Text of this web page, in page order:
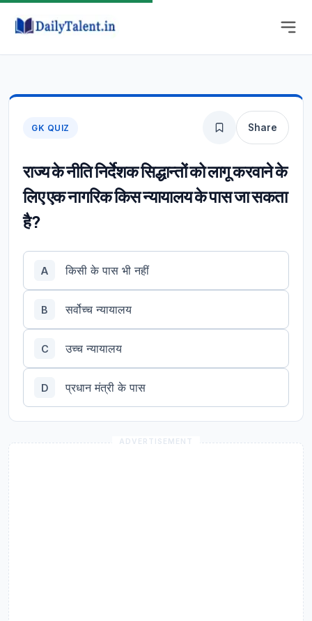
GK QUIZ Share
राज्य के नीति निर्देशक सिद्धान्तों को लागू करवाने के
लिए एक नागरिक किस न्यायालय के पास जा सकता
है?
A किसी के पास भी नहीं
B सर्वोच्च न्यायालय
C उच्च न्यायालय
D प्रधान मंत्री के पास